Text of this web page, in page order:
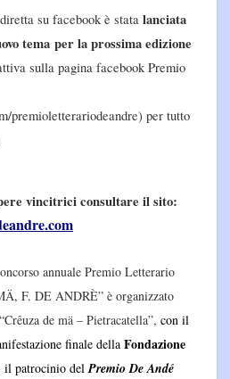
su facebook è stata lanciata
tema per la prossima edizione
sulla pagina facebook Premio
premioletterariodeandre) per tutto
vincitrici consultare il sito:
annuale Premio Letterario
F. DE ANDRÈ” è organizzato
rêuza de mä – Pietracatella”, con il
finale della Fondazione
il patrocinio delPremio De Andé